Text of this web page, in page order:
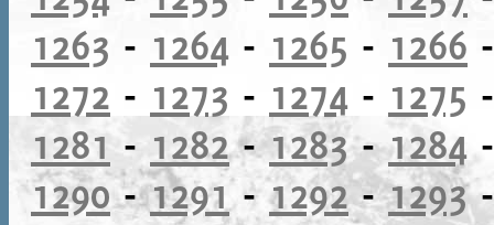
1263 - 1264 - 1265 - 1266
1272 - 1273 - 1274 - 1275
1281 - 1282-1283-1284
1290-1291-1292-1293